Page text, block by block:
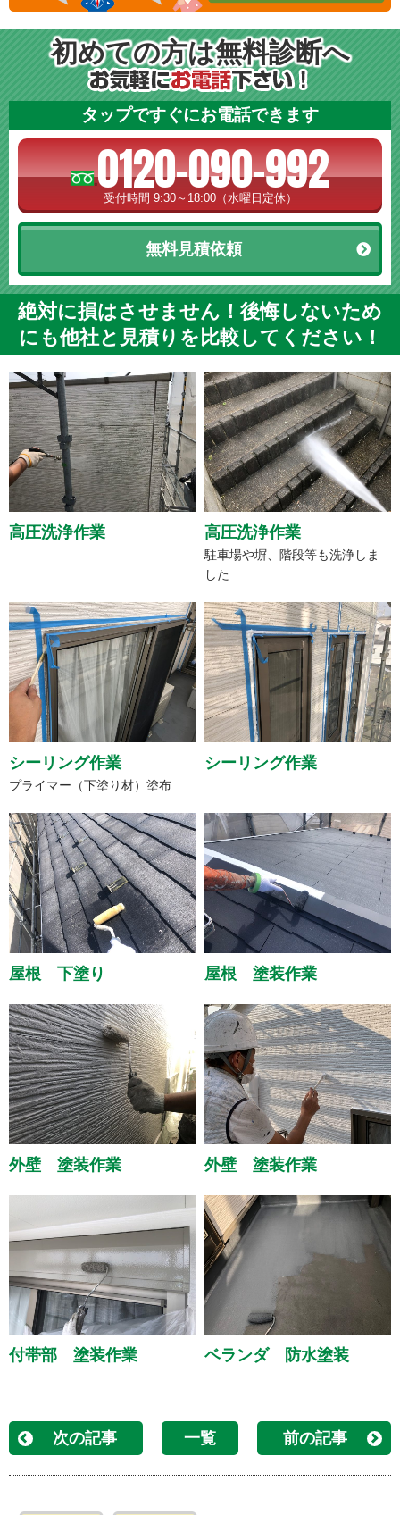
初めての方は無料診断へ
タップですぐにお電話できます
0120-090-992
受付時間 9:30～18:00（水曜日定休）
無料見積依頼
絶対に損はさせません！後悔しないため
にも他社と見積りを比較してください！
高圧洗浄作業 高圧洗浄作業
駐車場や塀、階段等も洗浄しま
した
シーリング作業
プライマー（下塗り材）塗布
シーリング作業
屋根 下塗り 屋根 塗装作業
外壁 塗装作業 外壁 塗装作業
付帯部 塗装作業 ベランダ 防水塗装
次の記事 一覧 前の記事